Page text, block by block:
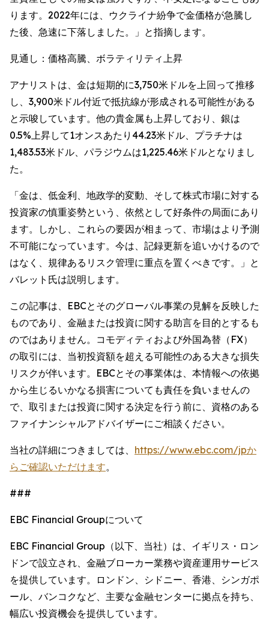
ります。2022年には、ウクライナ紛争で金価格が急騰し
た後、急速に下落しました。」と指摘します。
見通し：価格高騰、ボラティリティ上昇
アナリストは、金は短期的に3,750米ドルを上回って推移
し、3,900米ドル付近で抵抗線が形成される可能性がある
と示唆しています。他の貴金属も上昇しており、銀は
0.5%上昇して1オンスあたり44.23米ドル、プラチナは
1,483.53米ドル、パラジウムは1,225.46米ドルとなりまし
た。
「金は、低金利、地政学的変動、そして株式市場に対する
投資家の慎重姿勢という、依然として好条件の局面にあり
ます。しかし、これらの要因が相まって、市場はより予測
不可能になっています。今は、記録更新を追いかけるので
はなく、規律あるリスク管理に重点を置くべきです。」と
バレット氏は説明します。
この記事は、EBCとそのグローバル事業の見解を反映した
ものであり、金融または投資に関する助言を目的とするも
のではありません。コモディティおよび外国為替（FX）
の取引には、当初投資額を超える可能性のある大きな損失
リスクが伴います。EBCとその事業体は、本情報への依拠
から生じるいかなる損害についても責任を負いませんの
で、取引または投資に関する決定を行う前に、資格のある
ファイナンシャルアドバイザーにご相談ください。
当社の詳細につきましては、 https://www.ebc.com/jpか
らご確認いただけます。
###
EBC Financial Groupについて
EBC Financial Group（以下、当社）は、イギリス・ロン
ドンで設立され、金融ブローカー業務や資産運用サービス
を提供しています。ロンドン、シドニー、香港、シンガポ
ール、バンコクなど、主要な金融センターに拠点を持ち、
幅広い投資機会を提供しています。